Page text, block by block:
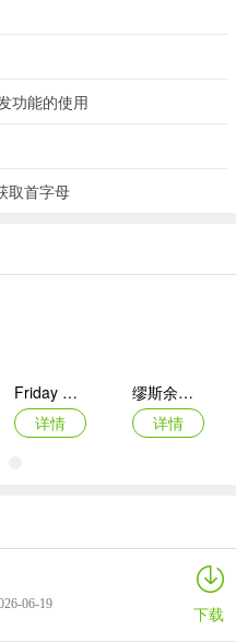
故事
新
适的难度，相信无论何时，您都
体验，无轨谱让你体验全新的
无论你的技能如何，你都可以在
亚女王毫无悬念、板上钉钉、十
届“珂灵之花”评选大赛！恭
功能的使用
取首字母
Friday Night Funkin苹果手机版
详情
缪斯余音ios版
详情
节奏盒子苹果版(Incredibox)
superstar smtown苹果版
06-19 下载